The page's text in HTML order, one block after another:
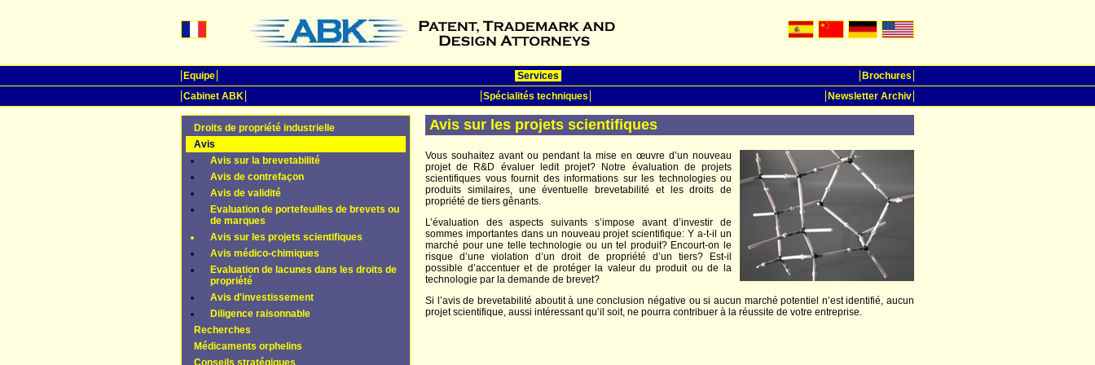
Equipe Services
Brochures
Cabinet ABK
Spécialités techniques Newsletter Archiv
Droits de propriété industrielle
Avis
Avis sur la brevetabilité
Avis de contrefaçon
Avis de validité
Evaluation de portefeuilles de brevets ou
de marques
Avis sur les projets scientifiques
Avis médico-chimiques
Evaluation de lacunes dans les droits de
propriété
Avis d'investissement
Diligence raisonnable
Recherches
Médicaments orphelins
Conseils stratégiques
Avis sur les projets scientifiques
Vous souhaitez avant ou pendant la mise en œuvre d’un nouveau
projet de R&D évaluer ledit projet? Notre évaluation de projets
scientifiques vous fournit des informations sur les technologies ou
produits similaires, une éventuelle brevetabilité et les droits de
propriété de tiers gênants.
L’évaluation des aspects suivants s’impose avant d’investir de
sommes importantes dans un nouveau projet scientifique: Y a-t-il un
marché pour une telle technologie ou un tel produit? Encourt-on le
risque d’une violation d’un droit de propriété d’un tiers? Est-il
possible d’accentuer et de protéger la valeur du produit ou de la
technologie par la demande de brevet?
Si l’avis de brevetabilité aboutit à une conclusion négative ou si aucun marché potentiel n’est identifié, aucun
projet scientifique, aussi intéressant qu’il soit, ne pourra contribuer à la réussite de votre entreprise.